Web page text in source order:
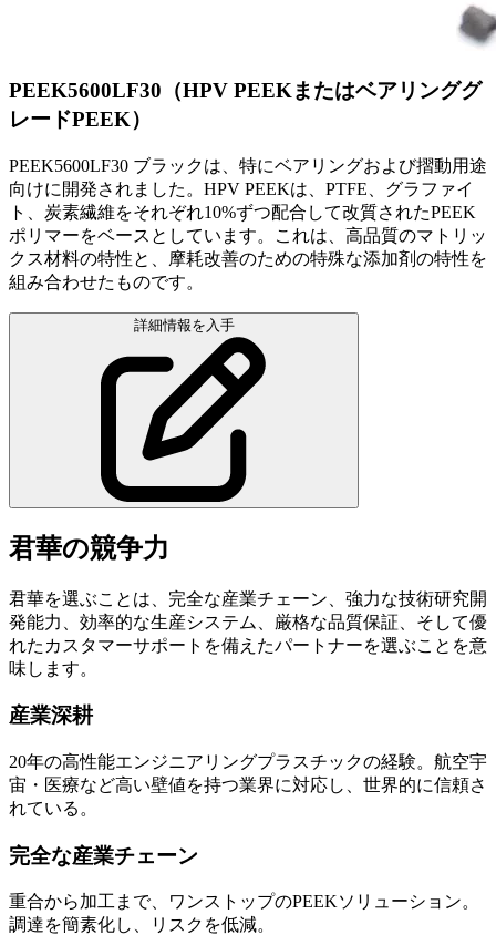
PEEK5600LF30（HPV PEEKまたはベアリンググ
レードPEEK）
PEEK5600LF30 ブラックは、特にベアリングおよび摺動用途
向けに開発されました。HPV PEEKは、PTFE、グラファイ
ト、炭素繊維をそれぞれ10%ずつ配合して改質されたPEEK
ポリマーをベースとしています。これは、高品質のマトリッ
クス材料の特性と、摩耗改善のための特殊な添加剤の特性を
組み合わせたものです。
詳細情報を入手
君華の競争力
君華を選ぶことは、完全な産業チェーン、強力な技術研究開
発能力、効率的な生産システム、厳格な品質保証、そして優
れたカスタマーサポートを備えたパートナーを選ぶことを意
味します。
産業深耕
20年の高性能エンジニアリングプラスチックの経験。航空宇
宙・医療など高い壁値を持つ業界に対応し、世界的に信頼さ
れている。
完全な産業チェーン
重合から加工まで、ワンストップのPEEKソリューション。
調達を簡素化し、リスクを低減。